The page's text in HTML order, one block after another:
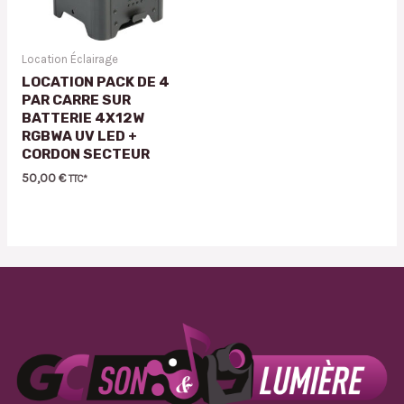
Location Éclairage
LOCATION PACK DE 4
PAR CARRE SUR
BATTERIE 4X12W
RGBWA UV LED +
CORDON SECTEUR
50,00€ TTC*